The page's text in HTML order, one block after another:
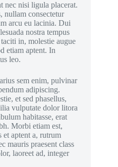
nec nisi ligula placerat.
nullam consectetur
arcu eu lacinia. Dui
nostra tempus
in, molestie augue
etiam aptent. In
leo.
sem enim, pulvinar
adipiscing.
et sed phasellus,
vulputate dolor litora
habitasse, erat
Morbi etiam est,
et aptent a, rutrum
mauris praesent class
laoreet ad, integer